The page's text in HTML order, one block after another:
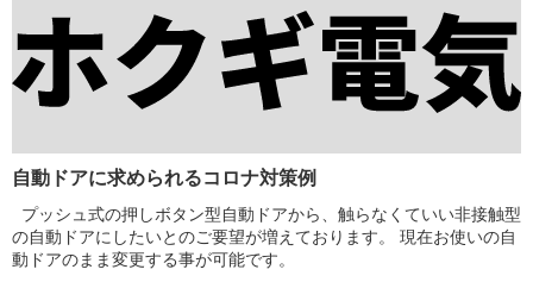
自動ドアに求められるコロナ対策例
プッシュ式の押しボタン型自動ドアから、触らなくていい非接触型
の自動ドアにしたいとのご要望が増えております。 現在お使いの自
動ドアのまま変更する事が可能です。